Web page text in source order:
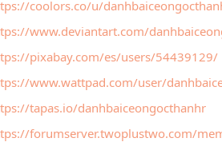
coolors.co/u/
www.deviantart.com/
pixabay.com/es/users/54439129/
www.wattpad.com/user/
tapas.io/danhbaiceongocthanhr
forumserver.twoplustwo.com/